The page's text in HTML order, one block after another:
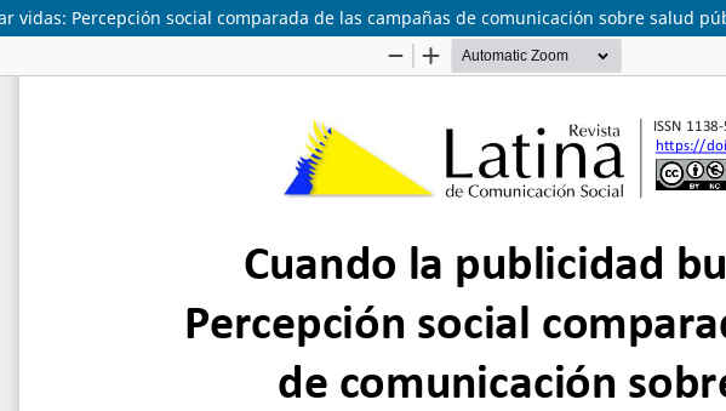
vidas: Percepción social comparada de las campañas de comunicación sobre salud